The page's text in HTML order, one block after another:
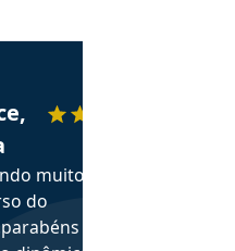
recomenda o Aprova
muito no
do
pelas